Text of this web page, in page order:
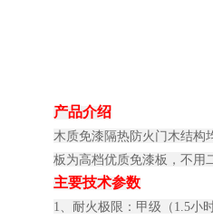
产品介绍
木质免漆隔热防火门木结构
板为高档优质免漆板，不用
主要技术参数
1、耐火极限：甲级（1.5小